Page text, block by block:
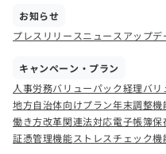
お知らせ
プレスリリースニュース アップ
キャンペーン・プラン
人事労務バリューパック経理バリ
地方自治体向けプラン年末調整機
働き方改革関連法対応電子帳簿保
証憑管理機能ストレスチェック機